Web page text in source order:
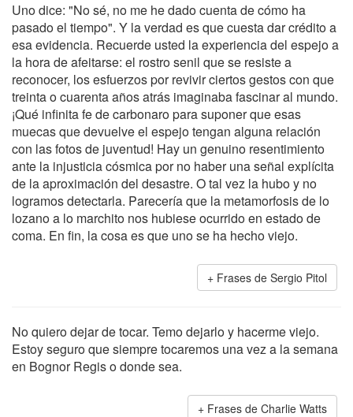
Uno dice: "No sé, no me he dado cuenta de cómo ha
pasado el tiempo". Y la verdad es que cuesta dar crédito a
esa evidencia. Recuerde usted la experiencia del espejo a
la hora de afeitarse: el rostro senil que se resiste a
reconocer, los esfuerzos por revivir ciertos gestos con que
treinta o cuarenta años atrás imaginaba fascinar al mundo.
¡Qué infinita fe de carbonaro para suponer que esas
muecas que devuelve el espejo tengan alguna relación
con las fotos de juventud! Hay un genuino resentimiento
ante la injusticia cósmica por no haber una señal explícita
de la aproximación del desastre. O tal vez la hubo y no
logramos detectarla. Parecería que la metamorfosis de lo
lozano a lo marchito nos hubiese ocurrido en estado de
coma. En fin, la cosa es que uno se ha hecho viejo.
Frases de Sergio Pitol
No quiero dejar de tocar. Temo dejarlo y hacerme viejo.
Estoy seguro que siempre tocaremos una vez a la semana
en Bognor Regis o donde sea.
Frases de Charlie Watts